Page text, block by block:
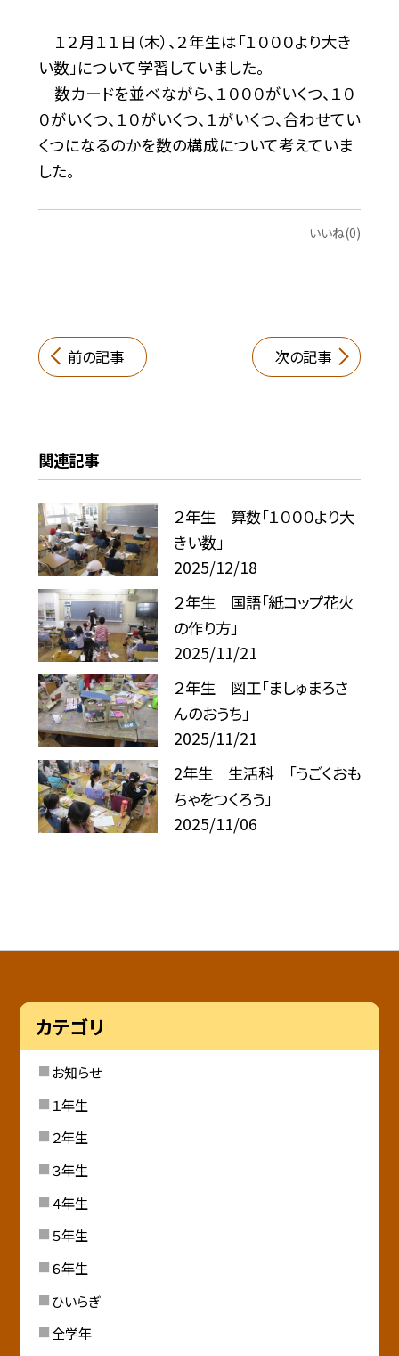
１２月１１日（木）、２年生は「１０００より大き
い数」について学習していました。
数カードを並べながら、１０００がいくつ、１０
０がいくつ、１０がいくつ、１がいくつ、合わせてい
くつになるのかを数の構成について考えていま
した。
いいね(0)
前の記事 次の記事
関連記事
２年生 算数「１０００より大
きい数」
2025/12/18
２年生 国語「紙コップ花火
の作り方」
2025/11/21
２年生 図工「ましゅまろさ
んのおうち」
2025/11/21
2年生 生活科 「うごくおも
ちゃをつくろう」
2025/11/06
カテゴリ
お知らせ
１年生
２年生
３年生
４年生
５年生
６年生
ひいらぎ
全学年